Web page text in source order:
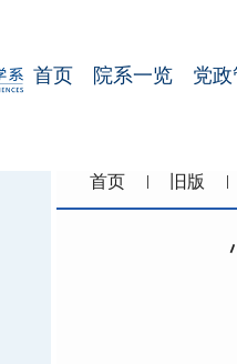
首页 院系一览 党
首页 旧版